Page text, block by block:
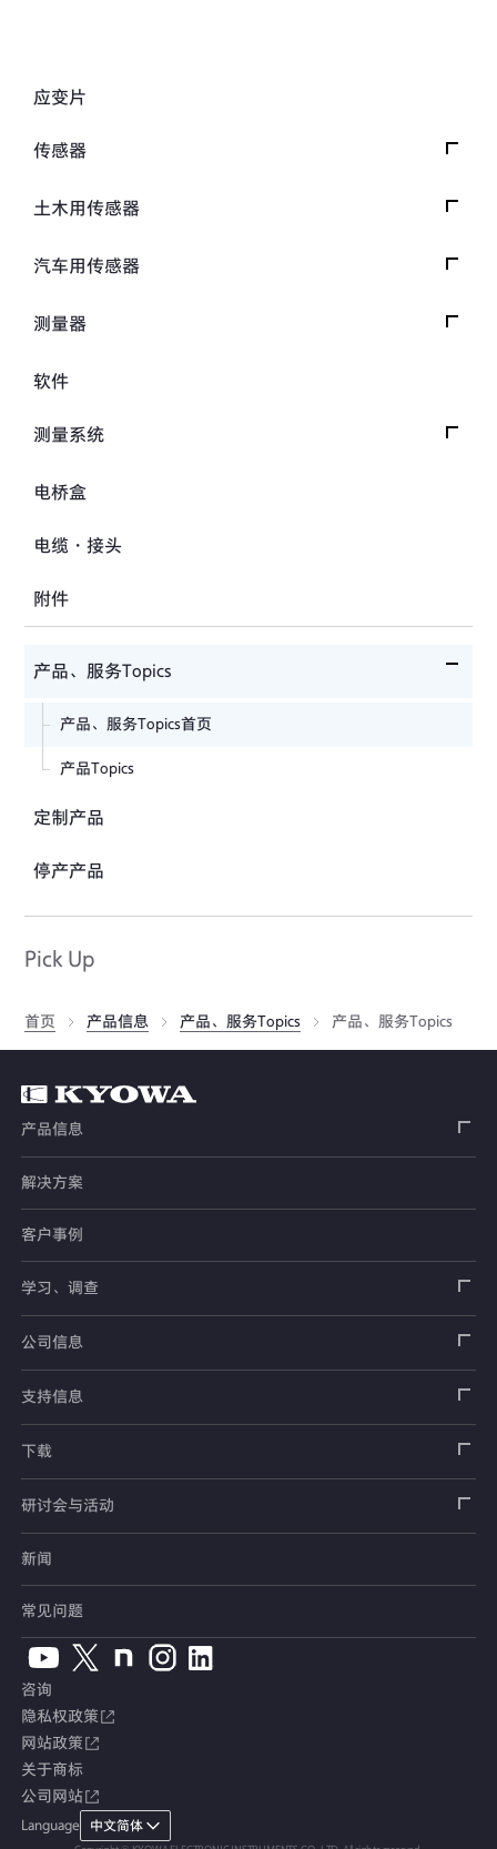
应变片
传感器
载荷传感器
扭矩传感器
位移传感器
分力传感器
土木用传感器
载荷传感器
倾斜计
水位计
温度计
接缝计
汽车用传感器
安全带拉力传感器
车轮扭矩传感器
人体假人传感器
测量器
数据记录器
软件
测量系统
交通系统（公路）
试验装置、系统
电桥盒
电缆・接头
附件
产品、服务Topics
产品、服务Topics首页
产品Topics
定制产品
停产产品
Pick Up
首页 产品信息 产品、服务Topics 产品、服务Topics
产品信息
应变片
传感器
载荷传感器
加速度传感器
压力传感器
土木用传感器
载荷传感器
土压计
倾斜计
钢筋计
应力计
接缝计
汽车用传感器
安全带拉力传感器
手刹・变速杆操作力传感器
人体假人传感器
测量器
指示器和显示器
校验器
软件
测量系统
交通系统（铁路）
汽车用测量系统
土木用测量系统
试验装置、系统
电桥盒
电缆・接头
附件
产品、服务Topics
定制产品
停产产品
解决方案
客户事例
学习、调查
应变片
传感器
测量仪器
看视频了解仪器的使用方法
公司信息
销售网络
公司概况
支持信息
安全数据表（SDS）
产品目录、资料下载
停产产品一览
销售网络
常见问题
下载
产品目录
使用说明书
CAD数据
软件版本升级
综合产品目录
安全数据表（SDS）
研讨会与活动
展览会
新闻
常见问题
咨询
隐私权政策
网站政策
关于商标
公司网站
Language 中文简体